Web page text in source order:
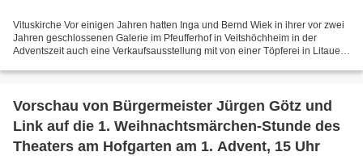
Vituskirche Vor einigen Jahren hatten Inga und Bernd Wiek in ihrer vor zwei
Jahren geschlossenen Galerie im Pfeufferhof in Veitshöchheim in der
Adventszeit auch eine Verkaufsausstellung mit von einer Töpferei in Litauen
Vorschau von Bürgermeister Jürgen Götz und
Link auf die 1. Weihnachtsmärchen-Stunde des
Theaters am Hofgarten am 1. Advent, 15 Uhr